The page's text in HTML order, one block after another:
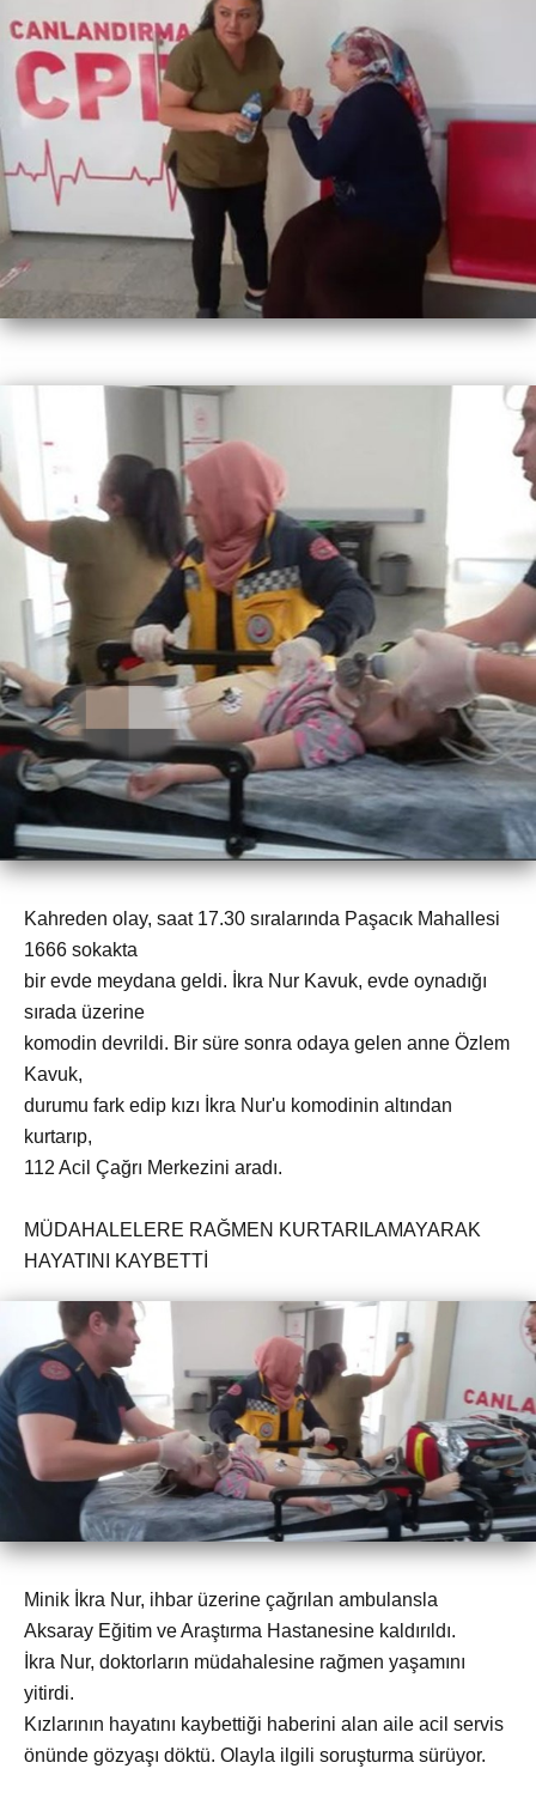
Kahreden olay, saat 17.30 sıralarında Paşacık Mahallesi
1666 sokakta
bir evde meydana geldi. İkra Nur Kavuk, evde oynadığı
sırada üzerine
komodin devrildi. Bir süre sonra odaya gelen anne Özlem
Kavuk,
durumu fark edip kızı İkra Nur'u komodinin altından
kurtarıp,
112 Acil Çağrı Merkezini aradı.
MÜDAHALELERE RAĞMEN KURTARILAMAYARAK
HAYATINI KAYBETTİ
Minik İkra Nur, ihbar üzerine çağrılan ambulansla
Aksaray Eğitim ve Araştırma Hastanesine kaldırıldı.
İkra Nur, doktorların müdahalesine rağmen yaşamını
yitirdi.
Kızlarının hayatını kaybettiği haberini alan aile acil servis
önünde gözyaşı döktü. Olayla ilgili soruşturma sürüyor.